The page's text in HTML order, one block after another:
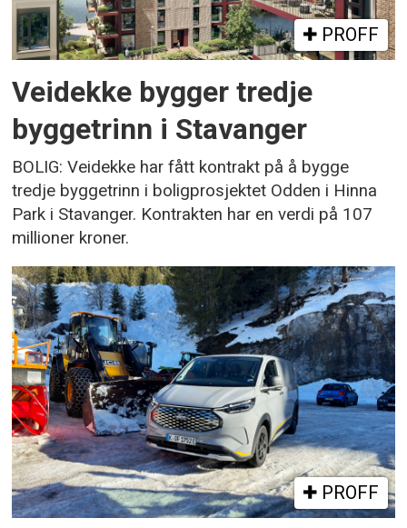
PROFF
Veidekke bygger tredje
byggetrinn i Stavanger
BOLIG: Veidekke har fått kontrakt på å bygge
tredje byggetrinn i boligprosjektet Odden i Hinna
Park i Stavanger. Kontrakten har en verdi på 107
millioner kroner.
PROFF